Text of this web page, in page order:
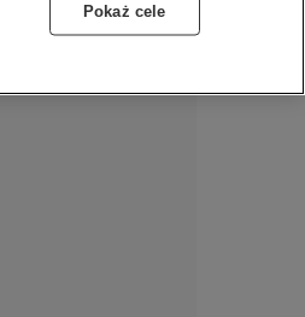
ZALOGUJ SIĘ
Pokaż cele